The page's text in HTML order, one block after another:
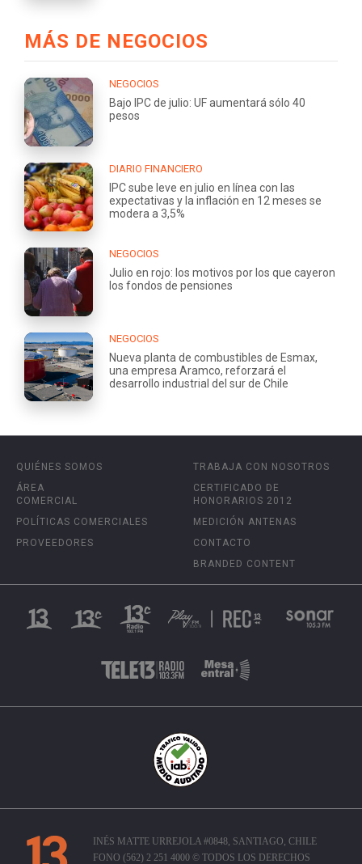
MÁS DE NEGOCIOS
NEGOCIOS
Bajo IPC de julio: UF aumentará sólo 40
pesos
DIARIO FINANCIERO
IPC sube leve en julio en línea con las
expectativas y la inflación en 12 meses se
modera a 3,5%
NEGOCIOS
Julio en rojo: los motivos por los que cayeron
los fondos de pensiones
NEGOCIOS
Nueva planta de combustibles de Esmax,
una empresa Aramco, reforzará el
desarrollo industrial del sur de Chile
QUIÉNES SOMOS
ÁREA
COMERCIAL
POLÍTICAS COMERCIALES
PROVEEDORES
TRABAJA CON NOSOTROS
CERTIFICADO DE
HONORARIOS 2012
MEDICIÓN ANTENAS
CONTACTO
BRANDED CONTENT
INÉS MATTE URREJOLA #0848, SANTIAGO, CHILE
FONO (562) 2 251 4000 © TODOS LOS DERECHOS